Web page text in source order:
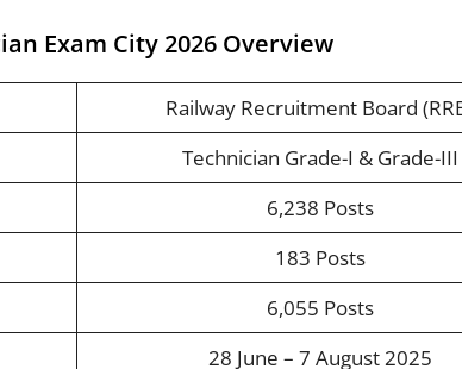
Exam City 2026 Overview
Railway Recruitment Board
Technician Grade-I & Grade-III
6,238 Posts
183 Posts
6,055 Posts
28 June – 7 August 2025